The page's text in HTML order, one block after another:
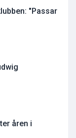
"Passar
åren i